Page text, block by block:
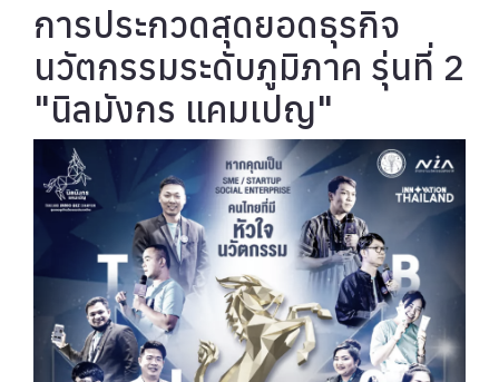
การประกวดสุดยอดธุรกิจ
นวัตกรรมระดับภูมิภาค รุ่นที่ 2
"นิลมังกร แคมเปญ"